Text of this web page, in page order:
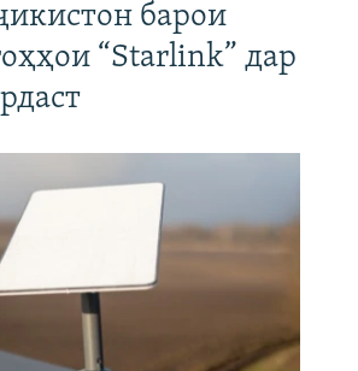
барои
“Starlink” дар